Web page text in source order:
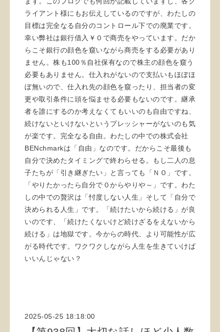
ライアント様にもお伝えしているのですが、わたしの
目標は完全なる自分のコントロール下での廃業です。
幸い弊社は銀行借入￥０で商売をやっています。だか
らこそ銀行の顔色を窺いながら商売をする必要があり
ません。株も100％自社保有なので株主の顔色を窺う
必要もありません。仕入れがないので支払いもほぼほ
ぼ無いので、仕入れ先の顔色を窺ったり、担当者の変
更や取引条件に頭を悩ませる必要もないのです。継承
者を誰にするのか考えなくてもいいのも自由ですね、
続けないといけないというプレッシャーがないのも気
が楽です。完全なる自由。わたしの中での株式会社
BENchmarkは「自由」なのです。だからこそ最後も
自分で決めたタイミングで終わらせる。もし二人の息
子たちが「引き継ぎたい」と言っても「ＮＯ」です。
「やりたかったら自分で０からやりや～」です。わた
しの中での贅沢は「忖度しない人生」そして「自分で
決められる人生」です。「続けたいから続ける」が良
いのです、「続けたくないけど続けざるをえないから
続ける」は地獄です。今からの時代、より可能性が広
がる時代です。ワクワクしながら人生を生きていけば
いいんじゃない？
2025-05-25 18:18:00